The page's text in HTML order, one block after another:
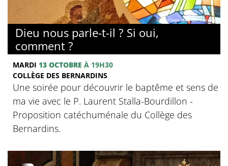
© Collège des Bernardins
Dieu nous parle-t-il ? Si oui,
comment ?
MARDI 13 OCTOBRE À 19H30
COLLÈGE DES BERNARDINS
Une soirée pour découvrir le baptême et sens de
ma vie avec le P. Laurent Stalla-Bourdillon -
Proposition catéchuménale du Collège des
Bernardins.